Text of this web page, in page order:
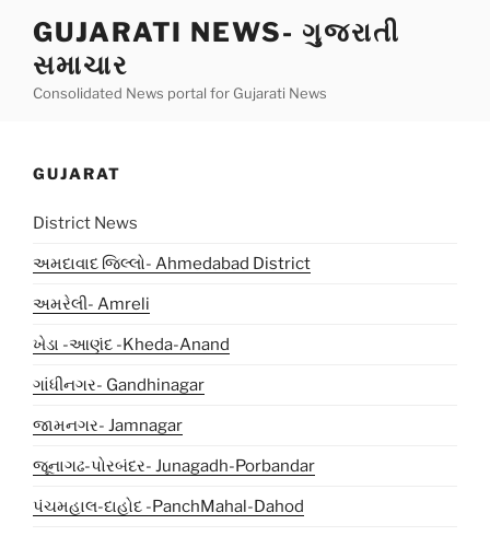
content
GUJARATI NEWS- ગુજરાતી
સમાચાર
Consolidated News portal for Gujarati News
GUJARAT
District News
અમદાવાદ જિલ્લો- Ahmedabad District
અમરેલી- Amreli
ખેડા -આણંદ -Kheda-Anand
ગાંધીનગર- Gandhinagar
જામનગર- Jamnagar
જૂનાગઢ-પોરબંદર- Junagadh-Porbandar
પંચમહાલ-દાહોદ -PanchMahal-Dahod